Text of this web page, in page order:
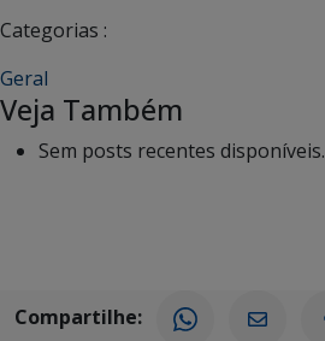
Categorias :
Geral
Veja Também
Sem posts recentes disponíveis.
Compartilhe: